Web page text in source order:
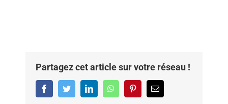
Partagez cet article sur votre réseau !
FacebookTwitterLinkedInWhatsAppPinterestEmail